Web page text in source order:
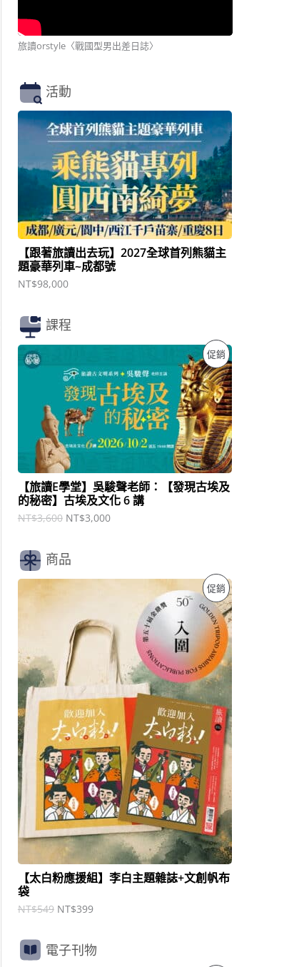
旅讀orstyle〈戰國型男出差日誌〉
活動
【跟著旅讀出去玩】2027全球首列熊貓主
題豪華列車~成都號
NT$98,000
課程
促銷 特
價
商
品
【旅讀E學堂】吳駿聲老師：【發現古埃及
的秘密】古埃及文化 6 講
NT$3,600
價
格
：
N
T
$
3
,
6
0
0
。
NT$3,000
價
格
：
N
T
$
3
0
0
0
。
商品
促銷 特
價
商
品
【太白粉應援組】李白主題雜誌+文創帆布
袋
NT$549
原
5
4
。
NT$399
格
：
9
9
。
電子刊物